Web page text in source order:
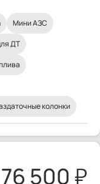
Мини АЗС
ДТ
колонки
76 500